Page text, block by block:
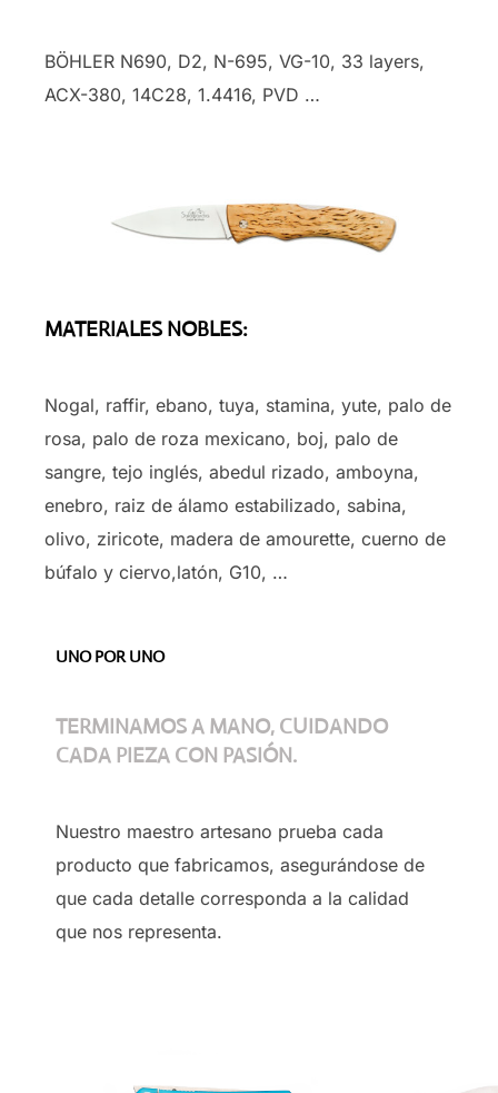
BÖHLER N690, D2, N-695, VG-10, 33 layers,
ACX-380, 14C28, 1.4416, PVD …
MATERIALES NOBLES:
Nogal, raffir, ebano, tuya, stamina, yute, palo de
rosa, palo de roza mexicano, boj, palo de
sangre, tejo inglés, abedul rizado, amboyna,
enebro, raiz de álamo estabilizado, sabina,
olivo, ziricote, madera de amourette, cuerno de
búfalo y ciervo,latón, G10, …
UNO POR UNO
TERMINAMOS A MANO, CUIDANDO
CADA PIEZA CON PASIÓN.
Nuestro maestro artesano prueba cada
producto que fabricamos, asegurándose de
que cada detalle corresponda a la calidad
que nos representa.